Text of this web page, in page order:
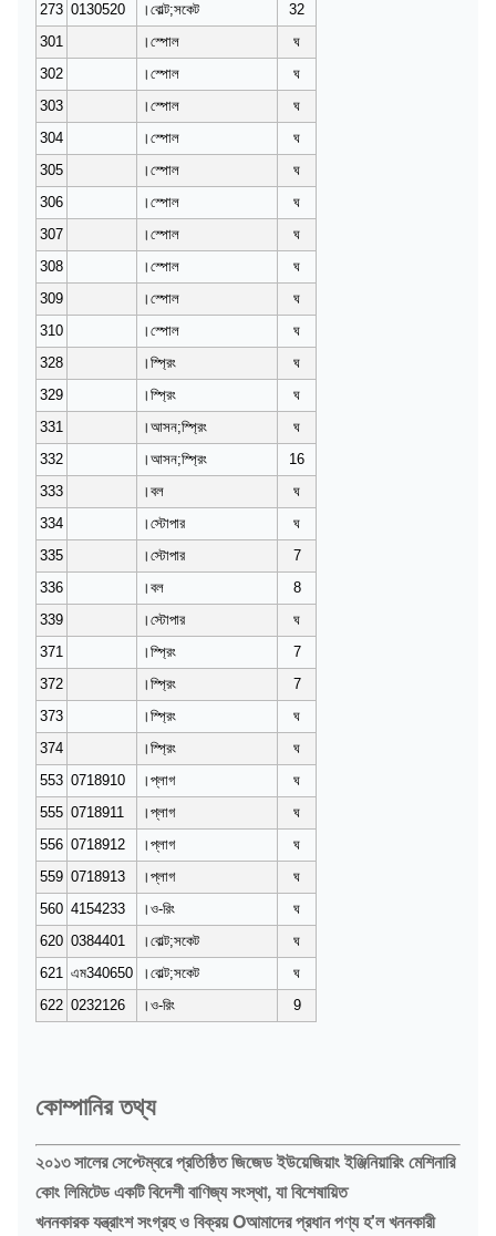
273 0130520 ।বোল্ট;সকেট
32
301
।স্পোল
ঘ
302
।স্পোল
ঘ
303
।স্পোল
ঘ
304
।স্পোল
ঘ
305
।স্পোল
ঘ
306
।স্পোল
ঘ
307
।স্পোল
ঘ
308
।স্পোল
ঘ
309
।স্পোল
ঘ
310
।স্পোল
ঘ
328
।স্প্রিং
ঘ
329
।স্প্রিং
ঘ
331
।আসন;স্প্রিং
ঘ
332
।আসন;স্প্রিং
16
333
।বল
ঘ
334
।স্টোপার
ঘ
335
।স্টোপার
7
336
।বল
8
339
।স্টোপার
ঘ
371
।স্প্রিং
7
372
।স্প্রিং
7
373
।স্প্রিং
ঘ
374
।স্প্রিং
ঘ
553 0718910 ।প্লাগ
ঘ
555 0718911 ।প্লাগ
ঘ
556 0718912 ।প্লাগ
ঘ
559 0718913 ।প্লাগ
ঘ
560 4154233 ।ও-রিং
ঘ
620 0384401 ।বোল্ট;সকেট
ঘ
621 এম340650 ।বোল্ট;সকেট
ঘ
622 0232126 ।ও-রিং 9
কোম্পানির তথ্য
২০১৩ সালের সেপ্টেম্বরে প্রতিষ্ঠিত জিজেড ইউয়েজিয়াং ইঞ্জিনিয়ারিং মেশিনারি
কোং লিমিটেড একটি বিদেশী বাণিজ্য সংস্থা, যা বিশেষায়িত
খননকারক যন্ত্রাংশ সংগ্রহ ও বিক্রয় Oআমাদের প্রধান পণ্য হ'ল খননকারী